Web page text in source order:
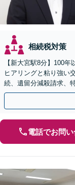
相続税対策
【新大宮駅8分】100
ヒアリングと粘り強い
続、遺留分減殺請求、
績多数。遺言書作成も
電話でお問